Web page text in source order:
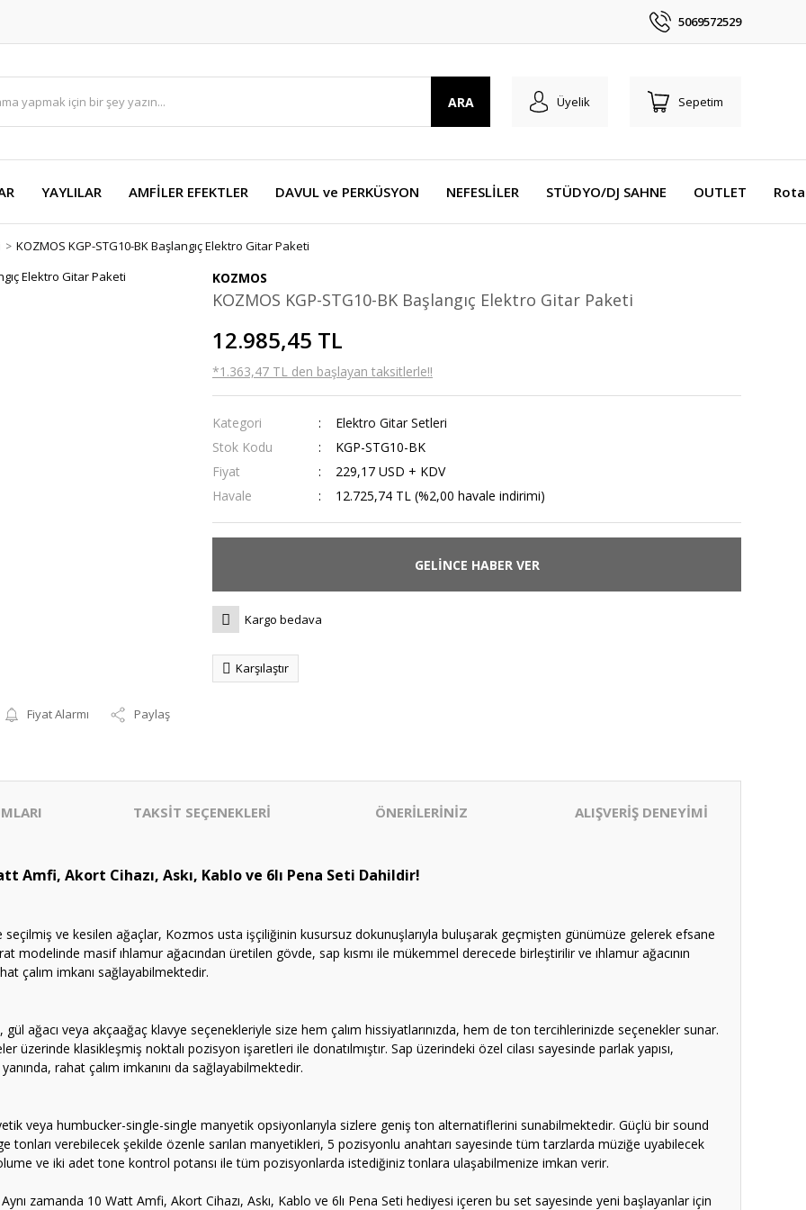
5069572529
ARA Üyelik Sepetim
YAYLILAR AMFİLER EFEKTLER DAVUL ve PERKÜSYON NEFESLİLER STÜDYO/DJ SAHNE OUTLET
KOZMOS KGP-STG10-BK Başlangıç Elektro Gitar Paketi
Fiyat Alarmı Paylaş
KOZMOS
KOZMOS KGP-STG10-BK Başlangıç Elektro Gitar Paketi
12.985,45 TL
*1.363,47 TL den başlayan taksitlerle!!
Kategori
Elektro Gitar Setleri
Stok Kodu
KGP-STG10-BK
Fiyat
229,17 USD + KDV
Havale
12.725,74 TL (%2,00 havale indirimi)
GELİNCE HABER VER
Kargo bedava
Karşılaştır
TAKSİT SEÇENEKLERİ ÖNERİLERİNİZ ALIŞVERİŞ DENEYİMİ
Amfi, Akort Cihazı, Askı, Kablo ve 6lı Pena Seti Dahildir!
ve kesilen ağaçlar, Kozmos usta işçiliğinin kusursuz dokunuşlarıyla buluşarak geçmişten günümüze gelerek efsane
modelinde masif ıhlamur ağacından üretilen gövde, sap kısmı ile mükemmel derecede birleştirilir ve ıhlamur ağacının
çalım imkanı sağlayabilmektedir.
ağacı veya akçaağaç klavye seçenekleriyle size hem çalım hissiyatlarınızda, hem de ton tercihlerinizde seçenekler sunar.
klasikleşmiş noktalı pozisyon işaretleri ile donatılmıştır. Sap üzerindeki özel cilası sayesinde parlak yapısı,
rahat çalım imkanını da sağlayabilmektedir.
veya humbucker-single-single manyetik opsiyonlarıyla sizlere geniş ton alternatiflerini sunabilmektedir. Güçlü bir sound
tonları verebilecek şekilde özenle sarılan manyetikleri, 5 pozisyonlu anahtarı sayesinde tüm tarzlarda müziğe uyabilecek
ve iki adet tone kontrol potansı ile tüm pozisyonlarda istediğiniz tonlara ulaşabilmenize imkan verir.
zamanda 10 Watt Amfi, Akort Cihazı, Askı, Kablo ve 6lı Pena Seti hediyesi içeren bu set sayesinde yeni başlayanlar için